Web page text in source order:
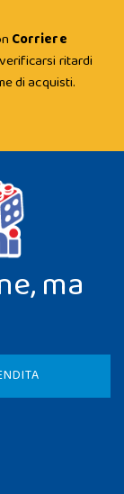
Corriere
ritardi
di acquisti.
ma